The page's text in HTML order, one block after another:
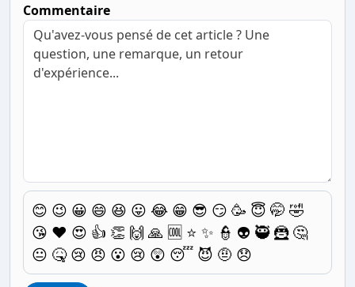
Commentaire
😊 😉 😀 😄 😆 😛 😂 😁 😎 😏 🥳 😇 🤭 🤣
😘 ❤️ 😍 👍 👏 🙌 🙏 🆒 ⭐ ✨ 👮 👽 🥷 🦹 🤔
😐 🤒 😢 😠 😮 😢 😲 😴 😈 🤨 😞